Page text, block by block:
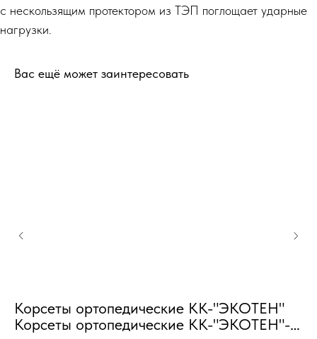
с нескользящим протектором из ТЭП поглощает ударные
нагрузки.
Вас ещё может заинтересовать
Корсеты ортопедические КК-"ЭКОТЕН"
Корсеты ортопедические КК-"ЭКОТЕН"-